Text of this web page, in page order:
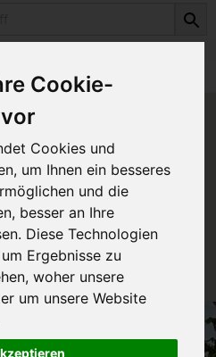
Cookie-
Cookies und
um Ihnen ein besseres
und die
besser an Ihre
Diese Technologien
Ergebnisse zu
woher unsere
um unsere Website
Körperhygiene
Deo Aktiv-
ist leider zur Zeit